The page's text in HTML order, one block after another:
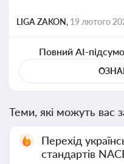
LIGA ZAKON, 19 лютого
Повний AI-
Теми, які можуть вас
Перехід
стандартів